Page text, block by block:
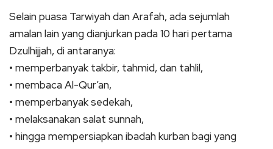
Selain puasa Tarwiyah dan Arafah, ada sejumlah
amalan lain yang dianjurkan pada 10 hari pertama
Dzulhijjah, di antaranya:
• memperbanyak takbir, tahmid, dan tahlil,
• membaca Al-Qur’an,
• memperbanyak sedekah,
• melaksanakan salat sunnah,
• hingga mempersiapkan ibadah kurban bagi yang